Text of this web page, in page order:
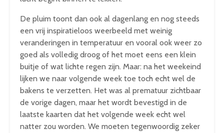
De pluim toont dan ook al dagenlang en nog steeds
een vrij inspiratieloos weerbeeld met weinig
veranderingen in temperatuur en vooral ook weer zo
goed als volledig droog of het moet eens een klein
buitje of wat lichte regen zijn. Maar: na het weekeind
lijken we naar volgende week toe toch echt wel de
bakens te verzetten. Het was al prematuur zichtbaar
de vorige dagen, maar het wordt bevestigd in de
laatste kaarten dat het volgende week echt wel
natter zou worden. We moeten tegenwoordig zeker